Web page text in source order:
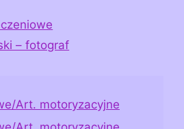
– fotograf
Art. motoryzacyjne